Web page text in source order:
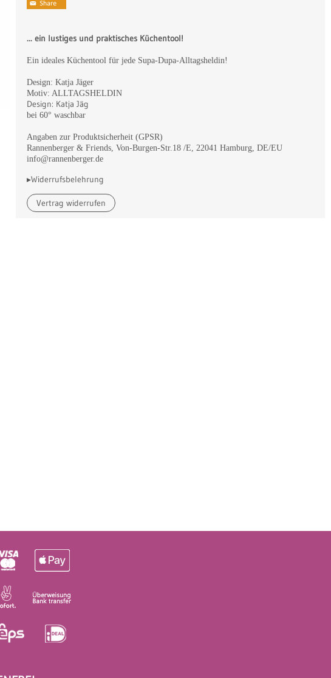
... ein lustiges und praktisches Küchentool!
Ein ideales Küchentool für jede Supa-Dupa-Alltagsheldin!
Design: Katja Jäger
Motiv: ALLTAGSHELDIN
Design: Katja Jäg
bei 60° waschbar
Angaben zur Produktsicherheit (GPSR)
Rannenberger & Friends, Von-Burgen-Str.18 /E, 22041 Hamburg, DE/EU
info@rannenberger.de
▸Widerrufsbelehrung
Vertrag widerrufen